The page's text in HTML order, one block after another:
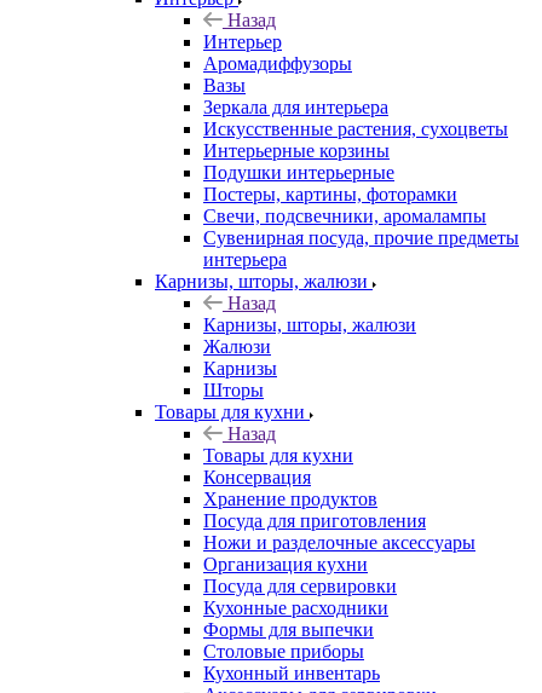
Назад
Интерьер
Аромадиффузоры
Вазы
Зеркала для интерьера
Искусственные растения, сухоцветы
Интерьерные корзины
Подушки интерьерные
Постеры, картины, фоторамки
Свечи, подсвечники, аромалампы
Сувенирная посуда, прочие предметы
интерьера
Карнизы, шторы, жалюзи
Назад
Карнизы, шторы, жалюзи
Жалюзи
Карнизы
Шторы
Товары для кухни
Назад
Товары для кухни
Консервация
Хранение продуктов
Посуда для приготовления
Ножи и разделочные аксессуары
Организация кухни
Посуда для сервировки
Кухонные расходники
Формы для выпечки
Столовые приборы
Кухонный инвентарь